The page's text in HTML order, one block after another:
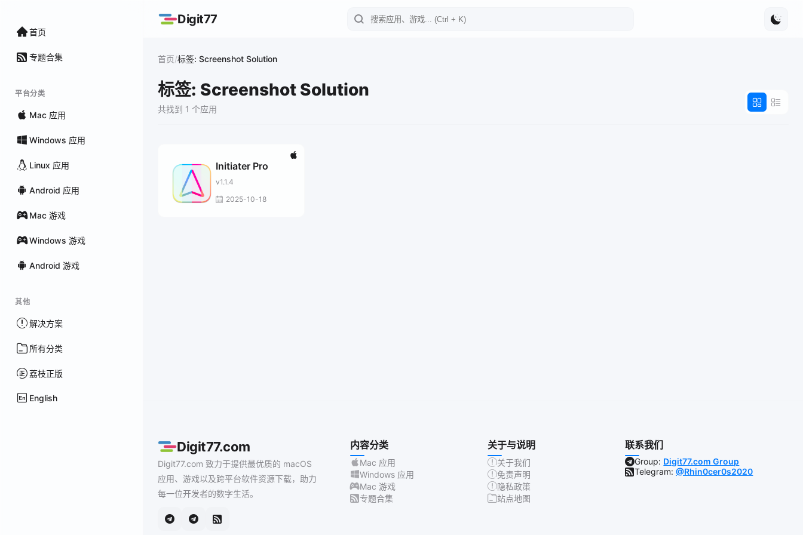
首页
专题合集
平台分类
Mac 应用
Windows 应用
Linux 应用
Android 应用
Mac 游戏
Windows 游戏
Android 游戏
其他
解决方案
所有分类
荔枝正版
English
Digit77
首页/标签: Screenshot Solution
标签: Screenshot Solution
共找到 1 个应用
Initiater Pro
v1.1.4
2025-10-18
Digit77.com
Digit77.com 致力于提供最优质的 macOS
应用、游戏以及跨平台软件资源下载，助力
每一位开发者的数字生活。
内容分类
Mac 应用
Windows 应用
Mac 游戏
专题合集
关于与说明
关于我们
免责声明
隐私政策
站点地图
联系我们
Group: Digit77.com Group
Telegram:@Rhin0cer0s2020